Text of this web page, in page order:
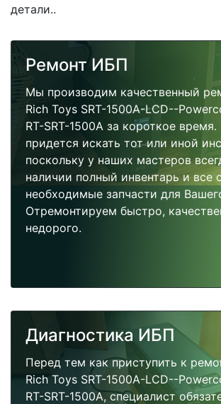
детали..
Ремонт ИБП
Мы производим качественный
Rich Toys SRT-1500A-LCD--
RT-SRT-1500A за короткое
придется искать тот или иной
поскольку у наших мастеров
наличии полный инвентарь и все
необходимые запчасти для
Отремонтируем быстро,
недорого.
Диагностика ИБП
Перед тем как приступить к
Rich Toys SRT-1500A-LCD--
RT-SRT-1500A, специалист